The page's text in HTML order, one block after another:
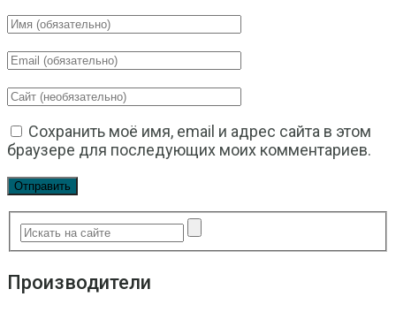
Сохранить моё имя, email и адрес сайта в этом
браузере для последующих моих комментариев.
Производители